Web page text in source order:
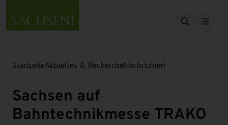
Suche
StartseiteAktuelles & RechercheNachrichten
Sachsen auf
Bahntechnikmesse TRAKO